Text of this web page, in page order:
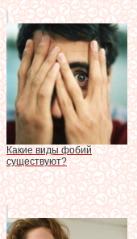
Какие виды фобий
существуют?